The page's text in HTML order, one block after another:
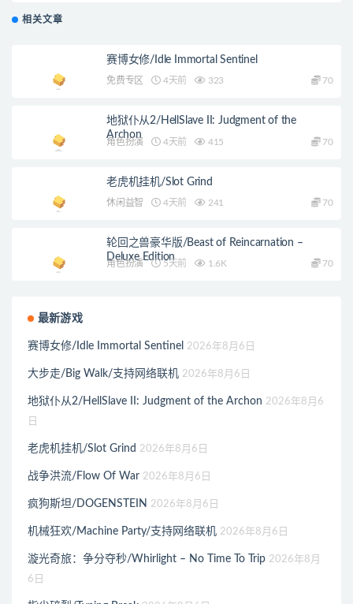
相关文章
赛博女修/Idle Immortal Sentinel
免费专区 4天前 323 70
地狱仆从2/HellSlave II: Judgment of the
Archon
角色扮演 4天前 415 70
老虎机挂机/Slot Grind
休闲益智 4天前 241 70
轮回之兽豪华版/Beast of Reincarnation –
Deluxe Edition
角色扮演 5天前 1.6K 70
最新游戏
赛博女修/Idle Immortal Sentinel 2026年8月6日
大步走/Big Walk/支持网络联机 2026年8月6日
地狱仆从2/HellSlave II: Judgment of the Archon 2026年8月6
日
老虎机挂机/Slot Grind 2026年8月6日
战争洪流/Flow Of War 2026年8月6日
疯狗斯坦/DOGENSTEIN 2026年8月6日
机械狂欢/Machine Party/支持网络联机 2026年8月6日
漩光奇旅：争分夺秒/Whirlight – No Time To Trip 2026年8月
6日